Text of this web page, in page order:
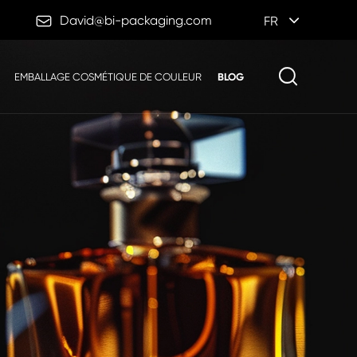
 David@bi-packaging.com FR
EMBALLAGE COSMÉTIQUE DE COULEUR BLOG